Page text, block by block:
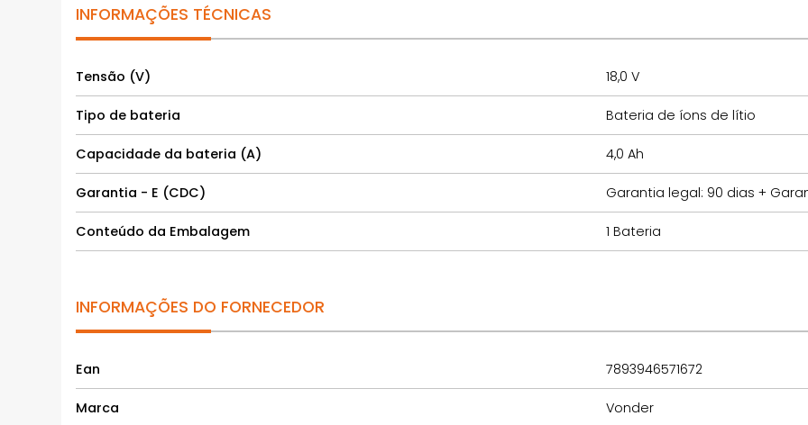
INFORMAÇÕES TÉCNICAS
Tensão (V) 18,0 V
Tipo de bateria Bateria de íons de lítio
Capacidade da bateria (A) 4,0 Ah
Garantia - E (CDC) Garantia legal: 90 dias +
Conteúdo da Embalagem 1 Bateria
INFORMAÇÕES DO FORNECEDOR
Ean 7893946571672
Marca Vonder